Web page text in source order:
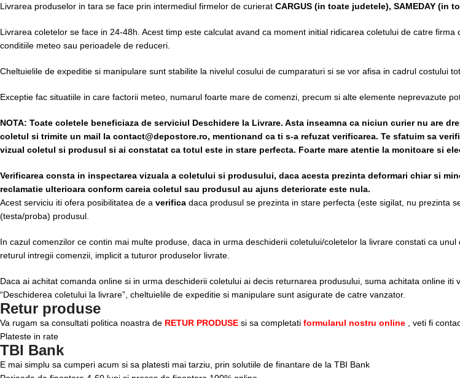
Livrarea produselor in tara se face prin intermediul firmelor de curierat CARGUS (in toate judetele), SAMEDAY (in
Livrarea coletelor se face in 24-48h. Acest timp este calculat avand ca moment initial ridicarea coletului de catre
conditiile meteo sau perioadele de reduceri.
Cheltuielile de expeditie si manipulare sunt stabilite la nivelul cosului de cumparaturi si se vor afisa in cadrul costului
Exceptie fac situatiile in care factorii meteo, numarul foarte mare de comenzi, precum si alte elemente neprevazute
NOTA: Toate coletele beneficiaza de serviciul Deschidere la Livrare. Asta inseamna ca niciun curier nu are
coletul si trimite un mail la contact@depostore.ro, mentionand ca ti s-a refuzat verificarea. Te sfatuim sa
vizual coletul si produsul si ai constatat ca totul este in stare perfecta. Foarte mare atentie la monitoare si
Verificarea consta in inspectarea vizuala a coletului si produsului, daca acesta prezinta deformari chiar si
reclamatie ulterioara conform careia coletul sau produsul au ajuns deteriorate este nula.
Acest serviciu iti ofera posibilitatea de a verifica daca produsul se prezinta in stare perfecta (este sigilat, nu prezinta
(testa/proba) produsul.
In cazul comenzilor ce contin mai multe produse, daca in urma deschiderii coletului/coletelor la livrare constati ca
returul intregii comenzii, implicit a tuturor produselor livrate.
Daca ai achitat comanda online si in urma deschiderii coletului ai decis returnarea produsului, suma achitata online
“Deschiderea coletului la livrare”, cheltuielile de expeditie si manipulare sunt asigurate de catre vanzator.
Retur produse
Va rugam sa consultati politica noastra de RETUR PRODUSE si sa completati formularul nostru online , veti fi
Plateste in rate
TBI Bank
E mai simplu sa cumperi acum si sa platesti mai tarziu, prin solutiile de finantare de la TBI Bank